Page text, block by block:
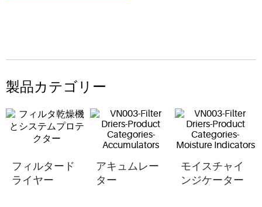
製品カテゴリー
フィルタード
ライヤー
アキュムレー
ター
モイスチャイ
ンジケーター